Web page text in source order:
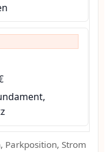
Parkposition, Strom